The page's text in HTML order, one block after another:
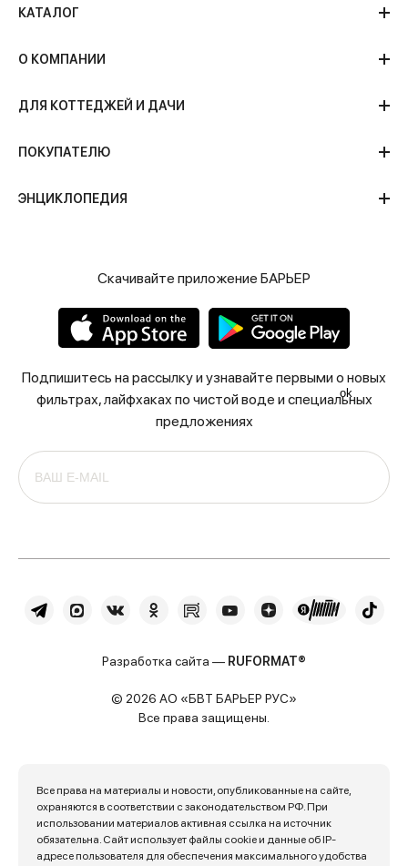
КАТАЛОГ
О КОМПАНИИ
ДЛЯ КОТТЕДЖЕЙ И ДАЧИ
ПОКУПАТЕЛЮ
ЭНЦИКЛОПЕДИЯ
Скачивайте приложение БАРЬЕР
Подпишитесь на рассылку и узнавайте первыми о новых
фильтрах, лайфхаках по чистой воде и специальных
предложениях
ok
Разработка сайта — RUFORMAT®
© 2026 АО «БВТ БАРЬЕР РУС»
Все права защищены.
Все права на материалы и новости, опубликованные на сайте,
охраняются в соответствии с законодательством РФ. При
использовании материалов активная ссылка на источник
обязательна. Сайт использует файлы cookie и данные об IP-
адресе пользователя для обеспечения максимального удобства